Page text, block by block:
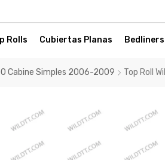
Rolls Cubiertas Planas Bedliners
Cabine Simples 2006-2009 Top Roll